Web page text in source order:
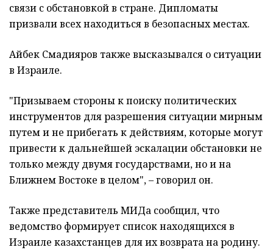
связи с обстановкой в стране. Дипломаты
призвали всех находиться в безопасных местах.
Айбек Смадияров также высказывался о ситуации
в Израиле.
"Призываем стороны к поиску политических
инструментов для разрешения ситуации мирным
путем и не прибегать к действиям, которые могут
привести к дальнейшей эскалации обстановки не
только между двумя государствами, но и на
Ближнем Востоке в целом", – говорил он.
Также представитель МИДа сообщил, что
ведомство формирует список находящихся в
Израиле казахстанцев для их возврата на родину.